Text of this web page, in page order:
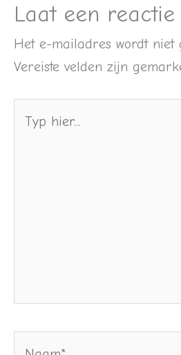
Laat een
Het e-mailadres wordt niet
Vereiste velden zijn
hier...